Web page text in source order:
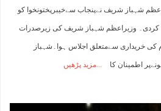
شہباز شریف نےپنجاب سےخیبرپختونخوا کو
کردی۔ وزیراعظم شہباز شریف کی زیرصدرات
کی خریداری سےمتعلق اجلاس ہوا۔شہباز
اطمینان کا مزید پڑھیں